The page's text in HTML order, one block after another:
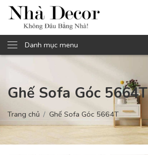
Danh mục menu
Ghế Sofa Góc 5664T
Trang chủ Ghế Sofa Góc 5664T